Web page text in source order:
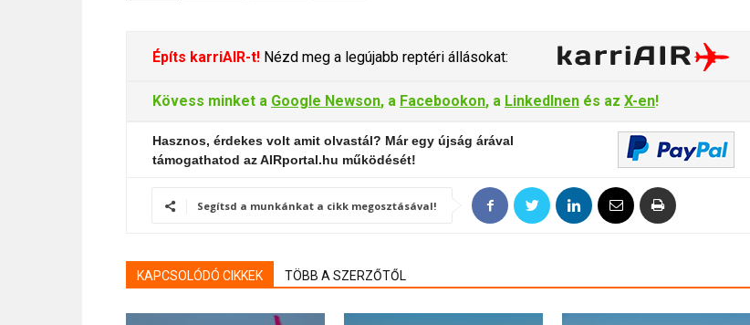
Építs karriAIR-t! Nézd meg a legújabb reptéri állásokat:
Kövess minket a Google Newson, a Facebookon, a LinkedInen és az X-en!
Hasznos, érdekes volt amit olvastál? Már egy újság árával
támogathatod az AIRportal.hu működését!
Segítsd a munkánkat a cikk megosztásával!
KAPCSOLÓDÓ CIKKEK TÖBB A SZERZŐTŐL